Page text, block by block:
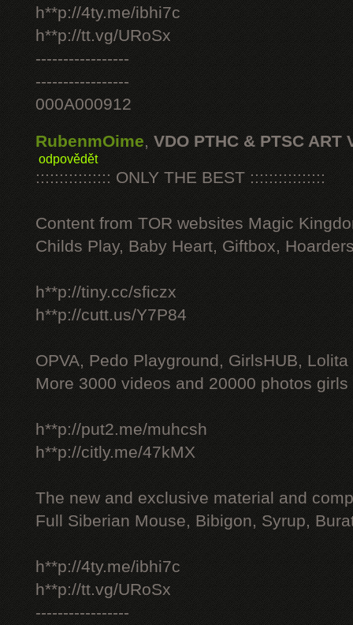
h**p://4ty.me/ibhi7c
h**p://tt.vg/URoSx
-----------------
-----------------
000A000912
RubenmOime, VDO PTHC & PTSC ART
odpovědět
:::::::::::::::: ONLY THE BEST ::::::::::::::::
Content from TOR websites Magic
Childs Play, Baby Heart, Giftbox,
h**p://tiny.cc/sficzx
h**p://cutt.us/Y7P84
OPVA, Pedo Playground, GirlsHUB, Lolita
More 3000 videos and 20000 photos
h**p://put2.me/muhcsh
h**p://citly.me/47kMX
The new and exclusive material and
Full Siberian Mouse, Bibigon, Syrup,
h**p://4ty.me/ibhi7c
h**p://tt.vg/URoSx
-----------------